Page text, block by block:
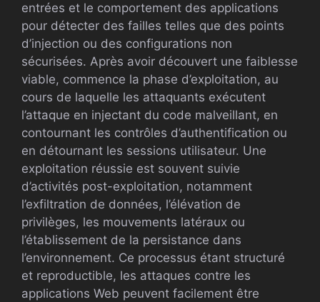
entrées et le comportement des applications
pour détecter des failles telles que des points
d’injection ou des configurations non
sécurisées. Après avoir découvert une faiblesse
viable, commence la phase d’exploitation, au
cours de laquelle les attaquants exécutent
l’attaque en injectant du code malveillant, en
contournant les contrôles d’authentification ou
en détournant les sessions utilisateur. Une
exploitation réussie est souvent suivie
d’activités post-exploitation, notamment
l’exfiltration de données, l’élévation de
privilèges, les mouvements latéraux ou
l’établissement de la persistance dans
l’environnement. Ce processus étant structuré
et reproductible, les attaques contre les
applications Web peuvent facilement être